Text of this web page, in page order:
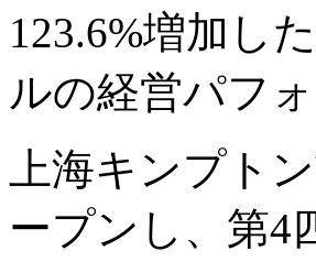
123.6%増加し
ルの経営パフ
上海キンプト
ープンし、第4